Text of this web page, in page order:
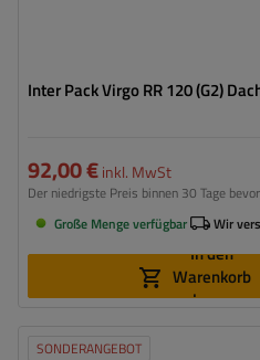
Inter Pack Virgo RR 120 (G2)
92,00 €inkl. MwSt
Der niedrigste Preis binnen 30 Tage
Große Menge verfügbar
Wir
In den
Warenkorb
legen
SONDERANGEBOT